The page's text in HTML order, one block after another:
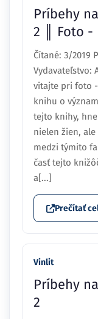
Príbehy
2 ║ Foto -
Čítané: 3/2019
Vydavateľstvo:
vitajte pri foto
knihu o
tejto knihy,
nielen žien, ale
medzi týmito
časť tejto
a[...]
Prečítať
Vinlit
Príbehy
2